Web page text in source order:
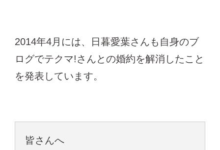
2014年4月には、日暮愛葉さんも自身のブ
ログでテクマ!さんとの婚約を解消したこと
を発表しています。
皆さんへ